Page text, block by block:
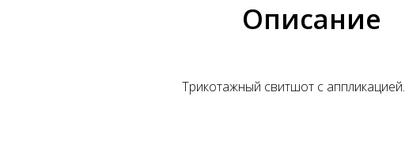
Описание
Трикотажный свитшот с аппликацией.